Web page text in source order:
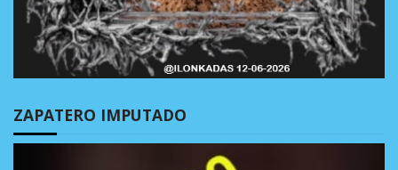
ZAPATERO IMPUTADO